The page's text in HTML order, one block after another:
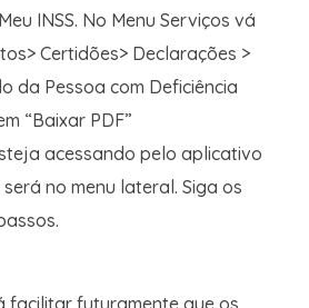
INSS. No Menu Serviços vá
Certidões> Declarações >
da Pessoa com Deficiência
“Baixar PDF”
acessando pelo aplicativo
será no menu lateral. Siga os